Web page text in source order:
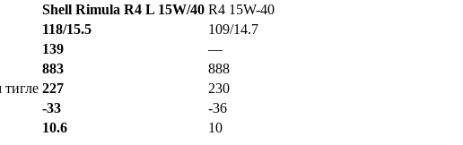
Shell Rimula R4 L 15W/40 R4 15W-40
118/15.5
109/14.7
139
—
883
888
227
230
-33
-36
10.6 10